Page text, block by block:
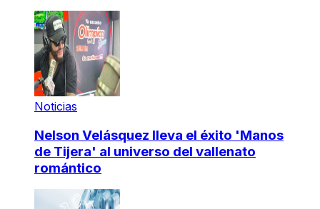
Noticias
Nelson Velásquez lleva el éxito 'Manos
de Tijera' al universo del vallenato
romántico